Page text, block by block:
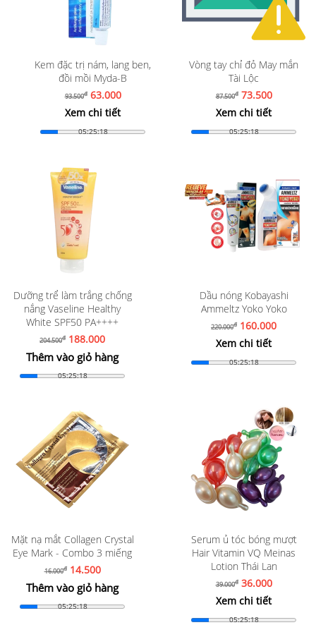
Kem đặc trị nám, lang ben,
đồi mồi Myda-B
93.500đ63.000
Xem chi tiết
05:25:16
Vòng tay chỉ đỏ May mắn
Tài Lộc
87.500đ73.500
Xem chi tiết
05:25:16
Dưỡng trể làm trắng chống
nắng Vaseline Healthy
White SPF50 PA++++
204.500đ 188.000
Thêm vào giỏ hàng
05:25:16
Dầu nóng Kobayashi
Ammeltz Yoko Yoko
220.000đ 160.000
Xem chi tiết
05:25:16
Mặt nạ mắt Collagen Crystal
Eye Mark - Combo 3 miếng
16.000đ14.500
Thêm vào giỏ hàng
05:25:16
Serum ủ tóc bóng mượt
Hair Vitamin VQ Meinas
Lotion Thái Lan
39.000đ36.000
Xem chi tiết
05:25:16